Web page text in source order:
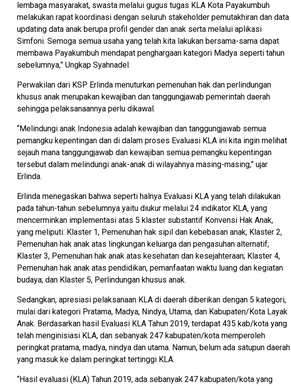
lembaga masyarakat, swasta melalui gugus tugas KLA Kota Payakumbuh
melakukan rapat koordinasi dengan seluruh stakeholder pemutakhiran dan data
updating data anak berupa profil gender dan anak serta melalui aplikasi
Simfoni. Semoga semua usaha yang telah kita lakukan bersama-sama dapat
membawa Payakumbuh mendapat penghargaan kategori Madya seperti tahun
sebelumnya,” Ungkap Syahnadel.
Perwakilan dari KSP Erlinda menuturkan pemenuhan hak dan perlindungan
khusus anak merupakan kewajiban dan tanggungjawab pemerintah daerah
sehingga pelaksanaannya perlu dikawal.
“Melindungi anak Indonesia adalah kewajiban dan tanggungjawab semua
pemangku kepentingan dan di dalam proses Evaluasi KLA ini kita ingin melihat
sejauh mana tanggungjawab dan kewajiban semua pemangku kepentingan
tersebut dalam melindungi anak-anak di wilayahnya masing-masing,” ujar
Erlinda.
Erlinda menegaskan bahwa seperti halnya Evaluasi KLA yang telah dilakukan
pada tahun-tahun sebelumnya yaitu diukur melalui 24 indikator KLA, yang
mencerminkan implementasi atas 5 klaster substantif Konvensi Hak Anak,
yang meliputi: Klaster 1, Pemenuhan hak sipil dan kebebasan anak; Klaster 2,
Pemenuhan hak anak atas lingkungan keluarga dan pengasuhan alternatif;
Klaster 3, Pemenuhan hak anak atas kesehatan dan kesejahteraan; Klaster 4,
Pemenuhan hak anak atas pendidikan, pemanfaatan waktu luang dan kegiatan
budaya; dan Klaster 5, Perlindungan khusus anak.
Sedangkan, apresiasi pelaksanaan KLA di daerah diberikan dengan 5 kategori,
mulai dari kategori Pratama, Madya, Nindya, Utama, dan Kabupaten/Kota Layak
Anak. Berdasarkan hasil Evaluasi KLA Tahun 2019, terdapat 435 kab/kota yang
telah menginisiasi KLA, dan sebanyak 247 kabupaten/kota memperoleh
peringkat pratama, madya, nindya dan utama. Namun, belum ada satupun daerah
yang masuk ke dalam peringkat tertinggi KLA.
“Hasil evaluasi (KLA) Tahun 2019, ada sebanyak 247 kabupaten/kota yang